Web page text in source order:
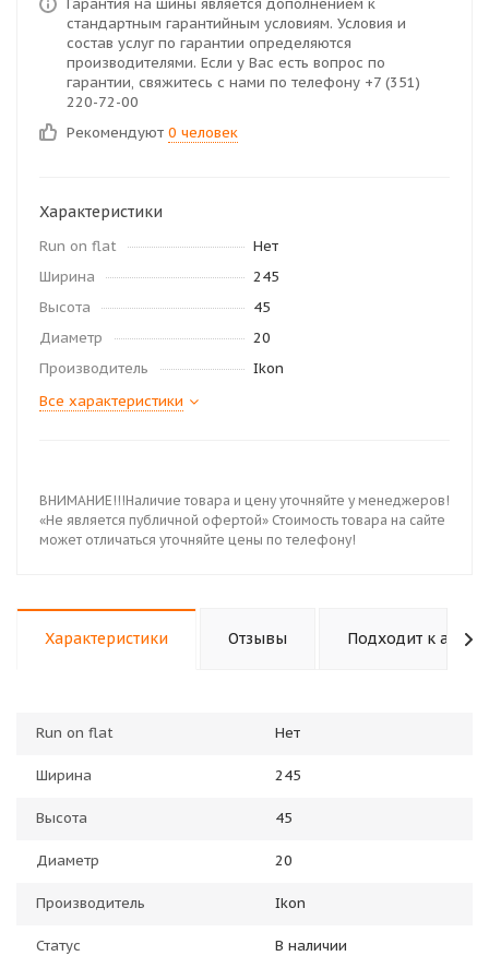
Гарантия на шины является дополнением к
стандартным гарантийным условиям. Условия и
состав услуг по гарантии определяются
производителями. Если у Вас есть вопрос по
гарантии, свяжитесь с нами по телефону +7 (351)
220-72-00
Рекомендуют 0 человек
Характеристики
Run on flat
Нет
Ширина
245
Высота
45
Диаметр
20
Производитель
Ikon
Все характеристики
ВНИМАНИЕ!!!Наличие товара и цену уточняйте у менеджеров!
«Не является публичной офертой» Стоимость товара на сайте
может отличаться уточняйте цены по телефону!
Характеристики Отзывы Подходит к авто
Run on flat Нет
Ширина 245
Высота 45
Диаметр 20
Производитель Ikon
Статус В наличии